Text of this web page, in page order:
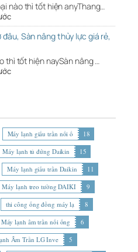
nào thì tốt hiện anyThang…
Sàn nâng thủy lực giá rẻ,
thì tốt hiện naySàn nâng …
Máy lạnh giấu trần nối ố
18
Máy lạnh tủ đứng Daikin
15
Máy lạnh giấu trần Daikin
11
Máy lạnh treo tường DAIKI
9
thi công ống đồng máy lạ
8
Máy lạnh âm trần nối ống
6
Âm Trần LG Inve
5